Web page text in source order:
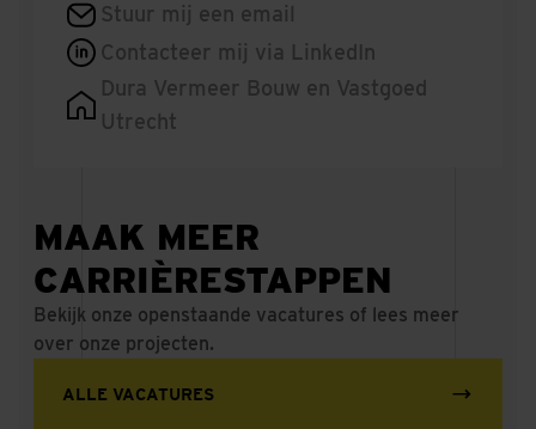
Stuur mij een email
Contacteer mij via LinkedIn
Dura Vermeer Bouw en Vastgoed
Utrecht
MAAK MEER
CARRIÈRESTAPPEN
Bekijk onze openstaande vacatures of lees meer
over onze projecten.
ALLE VACATURES